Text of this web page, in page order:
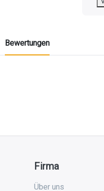
Bewertungen
Firma
Über uns